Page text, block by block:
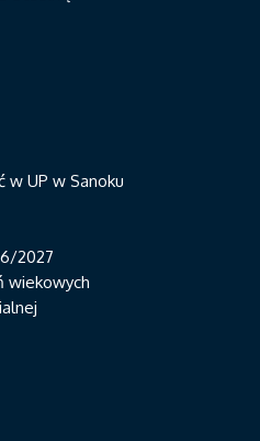
UP w Sanoku
2027
wiekowych